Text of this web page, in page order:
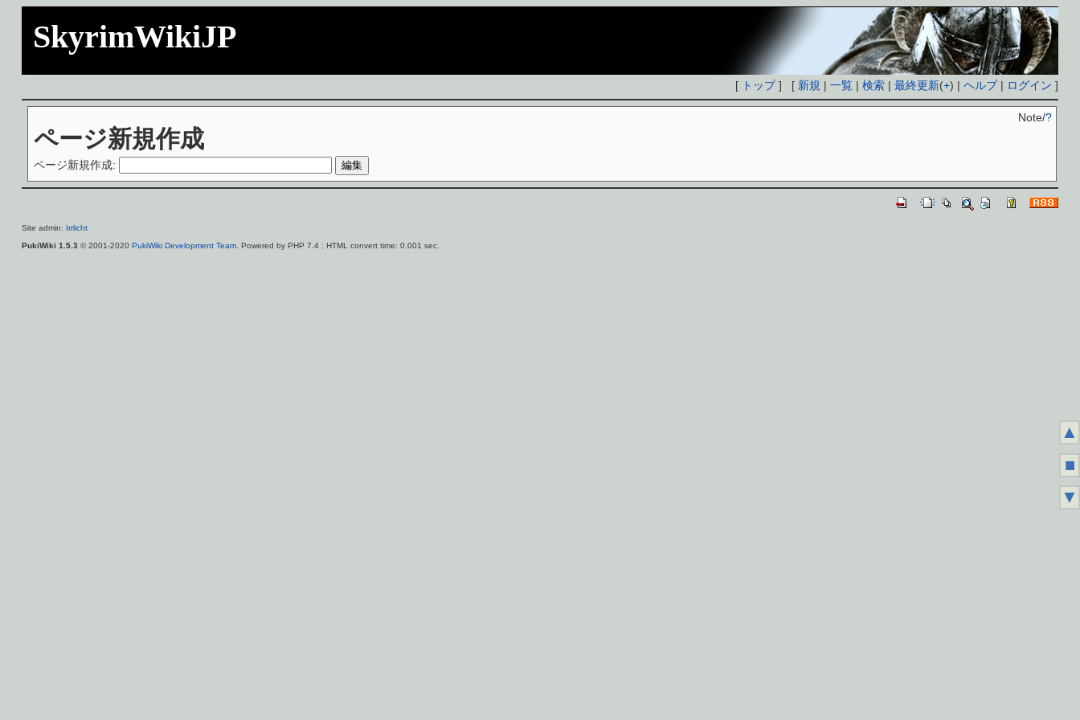
SkyrimWikiJP
[ トップ] [ 新規 |一覧 |検索 |最終更新(+) |ヘルプ| ログイン ]
ページ新規作成
Note/?
ページ新規作成:
Site admin: Irrlicht
PukiWiki 1.5.3 © 2001-2020 PukiWiki Development Team. Powered by PHP 7.4 : HTML convert time: 0.001 sec.
▲
■
▼